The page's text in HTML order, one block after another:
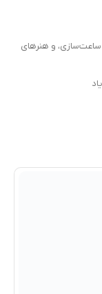
ساعت‌سازی، و هنرهای